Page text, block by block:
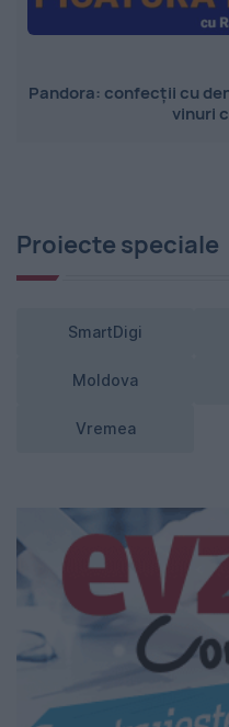
Pandora: confecții cu
vinuri
Proiecte speciale
SmartDigi
Moldova
Vremea